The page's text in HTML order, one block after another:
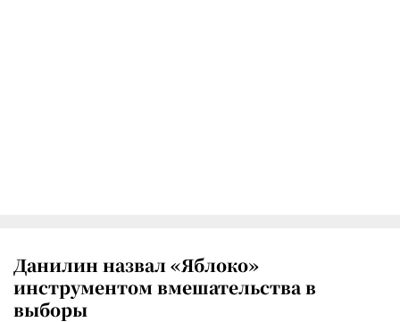
Данилин назвал «Яблоко»
инструментом вмешательства в
выборы